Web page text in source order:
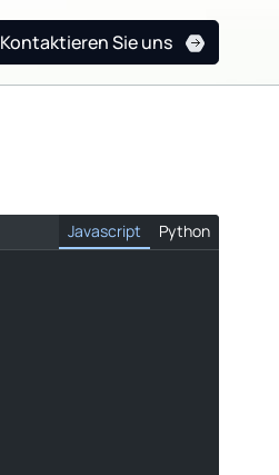
Kontaktieren Sie uns
Javascript Python